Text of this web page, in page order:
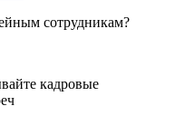
сотрудникам?
кадровые